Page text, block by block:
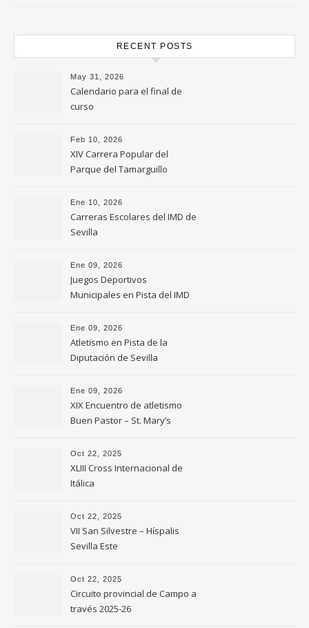
RECENT POSTS
May 31, 2026
Calendario para el final de
curso
Feb 10, 2026
XIV Carrera Popular del
Parque del Tamarguillo
Ene 10, 2026
Carreras Escolares del IMD de
Sevilla
Ene 09, 2026
Juegos Deportivos
Municipales en Pista del IMD
de Sevilla
Ene 09, 2026
Atletismo en Pista de la
Diputación de Sevilla
Ene 09, 2026
XIX Encuentro de atletismo
Buen Pastor – St. Mary’s
Oct 22, 2025
XLIII Cross Internacional de
Itálica
Oct 22, 2025
VII San Silvestre – Híspalis
Sevilla Este
Oct 22, 2025
Circuito provincial de Campo a
través 2025-26